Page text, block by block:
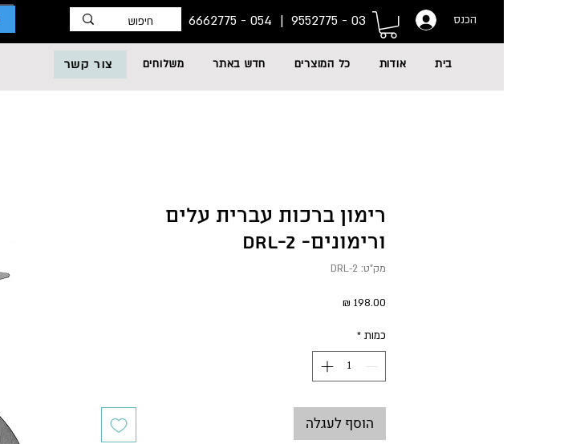
הכנס 03 - 9552775 |
בית אודות כל המוצרים חדש באתר משלוחים צור קשר
רימון ברכות עברית עלים
ורימונים- DRL-2
מק"ט: DRL-2
מחיר
כמות *
הוסף לעגלה